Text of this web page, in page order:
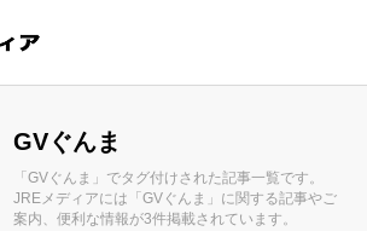
GVぐんま
「GVぐんま」でタグ付けされた記事一覧です。
JREメディアには「GVぐんま」に関する記事やご
案内、便利な情報が3件掲載されています。